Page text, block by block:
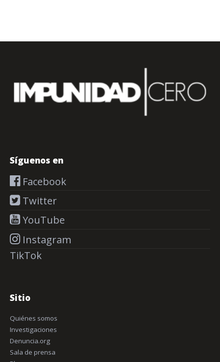
Síguenos en
Facebook
Twitter
YouTube
Instagram
TikTok
Sitio
Quiénes somos
Investigaciones
Denuncia.org
Sala de prensa